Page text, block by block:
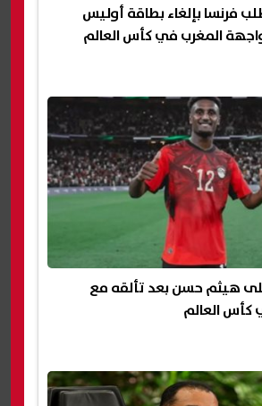
فرنسا بإلغاء بطاقة أوليس
المغرب في كأس العالم
هيثم حسن بعد تألقه مع
العالم